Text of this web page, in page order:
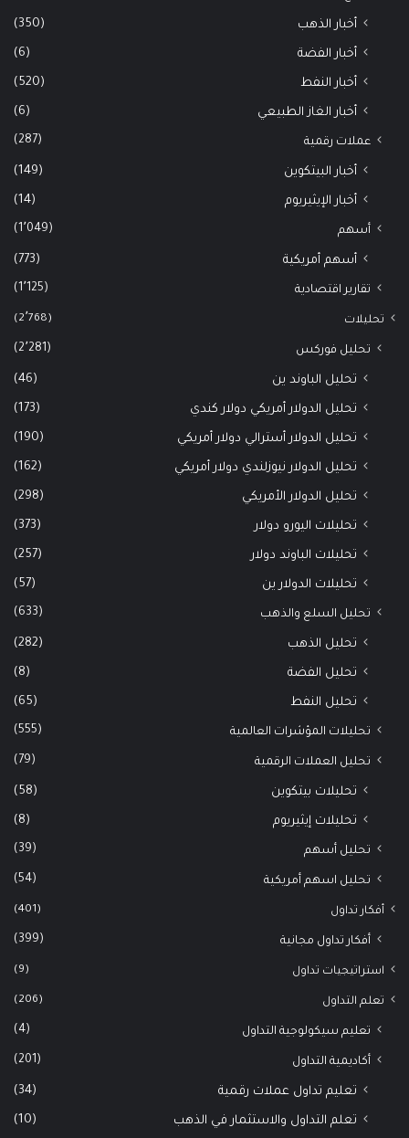
أخبار الذهب (350)
أخبار الفضة (6)
أخبار النفط (520)
أخبار الغاز الطبيعي (6)
عملات رقمية (287)
أخبار البيتكوين (149)
أخبار الإيثيريوم (14)
أسهم (1٬049)
أسهم أمريكية (773)
تقارير اقتصادية (1٬125)
تحليلات (2٬768)
تحليل فوركس (2٬281)
تحليل الباوند ين (46)
تحليل الدولار أمريكي دولار كندي (173)
تحليل الدولار أسترالي دولار أمريكي (190)
تحليل الدولار نيوزلندي دولار أمريكي (162)
تحليل الدولار الأمريكي (298)
تحليلات اليورو دولار (373)
تحليلات الباوند دولار (257)
تحليلات الدولار ين (57)
تحليل السلع والذهب (633)
تحليل الذهب (282)
تحليل الفضة (8)
تحليل النفط (65)
تحليلات المؤشرات العالمية (555)
تحليل العملات الرقمية (79)
تحليلات بيتكوين (58)
تحليلات إيثيريوم (8)
تحليل أسهم (39)
تحليل اسهم أمريكية (54)
أفكار تداول (401)
أفكار تداول مجانية (399)
استراتيجيات تداول (9)
تعلم التداول (206)
تعليم سيكولوجية التداول (4)
أكاديمية التداول (201)
تعليم تداول عملات رقمية (34)
تعلم التداول والاستثمار في الذهب (10)